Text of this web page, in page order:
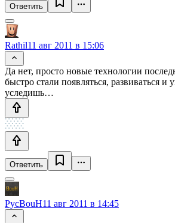
Ответить
Rathil11 авг 2011 в 15:06
Да нет, просто новые технологии
быстро стали появляться, развиваться и
уследишь…
Ответить
PycBouH11 авг 2011 в 14:45